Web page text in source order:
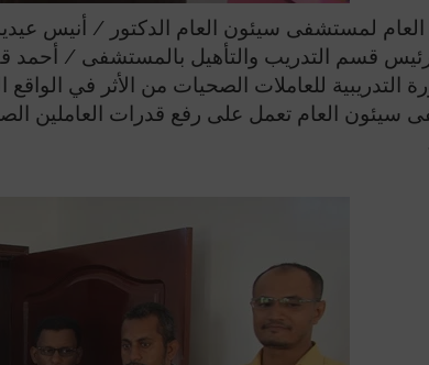
العام لمستشفى سيئون العام الدكتور / أنيس
قسم التدريب والتأهيل بالمستشفى / أحمد
التدريبية للعاملات الصحيات من الأثر في
سيئون العام تعمل على رفع قدرات العاملين